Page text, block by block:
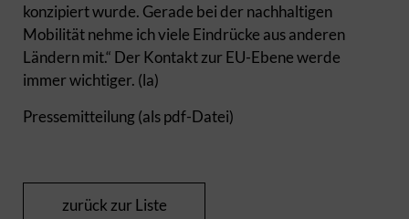
konzipiert wurde. Gerade bei der nachhaltigen
Mobilität nehme ich viele Eindrücke aus anderen
Ländern mit.“ Der Kontakt zur EU-Ebene werde
immer wichtiger. (la)
Pressemitteilung (als pdf-Datei)
zurück zur Liste